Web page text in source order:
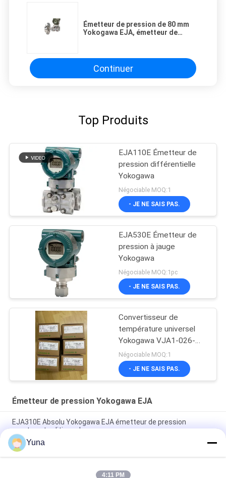
Émetteur de pression de 80 mm
Yokogawa EJA, émetteur de
Continuer
Top Produits
EJA110E Émetteur de
pression différentielle
Yokogawa
Négociable MOQ:1
- JE NE SAIS PAS.
EJA530E Émetteur de
pression à jauge
Yokogawa
Négociable MOQ:1pc
- JE NE SAIS PAS.
Convertisseur de
température universel
Yokogawa VJA1-026-
AAA0
Négociable MOQ:1
- JE NE SAIS PAS.
Émetteur de pression Yokogawa EJA
EJA310E Absolu Yokogawa EJA émetteur de pression
montage traditionnel
EJA430E Émetteur de pression à jauge Yokogawa Monture
traditionnelle EJA430E-JAS4G
Yuna
4:11 PM